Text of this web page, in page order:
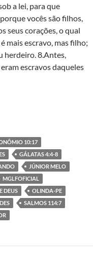
a lei, para que
vocês são filhos,
seus corações, o qual
mais escravo, mas filho;
herdeiro. 8.Antes,
escravos daqueles
10:17
GÁLATAS 4:4-8
JÚNIOR MELO
MGLFOFICIAL
DEUS
OLINDA-PE
SALMOS 114:7